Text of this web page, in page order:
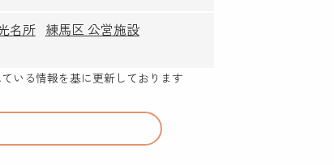
名所 練馬区 公営施設
いる情報を基に更新しております